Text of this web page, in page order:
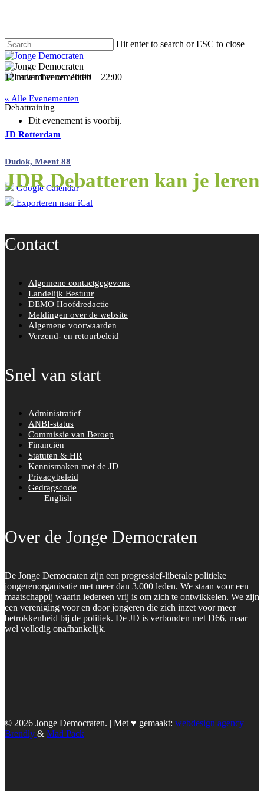
Hit enter to search or ESC to close
« Alle Evenementen
Dit evenement is voorbij.
JDR Debatteren kan je leren
12 novemberom20:00 – 22:00
Debattraining
JD Rotterdam
Dudok, Meent 88
Google Calendar
Exporteren naar iCal
Contact
Algemene contactgegevens
Landelijk Bestuur
DEMO Hoofdredactie
Meldingen over de website
Algemene voorwaarden
Verzend- en retourbeleid
Snel van start
Administratief
ANBI-status
Commissie van Beroep
Financiën
Statuten & HR
Kennismaken met de JD
Privacybeleid
Gedragscode
English
Over de Jonge Democraten
De Jonge Democraten zijn een progressief-liberale politieke
jongerenorganisatie met meer dan 3.000 leden. We staan voor een
maatschappij waarin iedereen vrij is om zich te ontwikkelen. We zijn
een vereniging voor en door jongeren die zich inzet voor meer
betrokkenheid bij de politiek. De JD is verbonden met D66, maar
wel volledig onafhankelijk.
© 2026 Jonge Democraten. | Met ♥︎ gemaakt: webdesign agency
Brendly & Mad Pack